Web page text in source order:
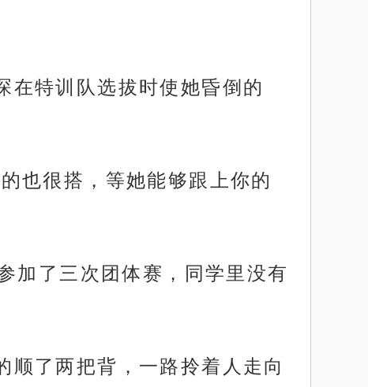
在特训队选拔时使她昏倒的
也很搭，等她能够跟上你的
加了三次团体赛，同学里没有
了两把背，一路拎着人走向